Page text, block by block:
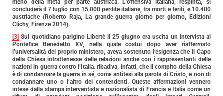
meno della metà per parte austriaca. L’offensiva italiana, respinta, si
concluderà il 7 luglio con 15.000 perdite italiane, tra morti e feriti, e 10.400
austriache (Roberto Raja, La grande guerra giorno per giorno, Edizioni
Clichy, Firenze 2014).
[3] Sul quotidiano parigino Libertè il 25 giugno era uscita un intervista al
Pontefice Benedetto XV, nella quale costui dopo aver riaffermato
l’universalità del proprio ministero, aveva sostenuto l’esigenza che il Capo
della Chiesa intrattenesse delle relazioni anche con i rappresentanti delle
nazioni in guerra contro l’Italia. ribadiva, infatti, che il compito della Chiesa
è di condannare la guerra in sé, come antitesi alla parola di Cristo, e non di
condannare uno o l’altro dei contendenti. Queste affermazioni vennero
intese dalla stampa interventista e nazionalista di Francia e Italia come un